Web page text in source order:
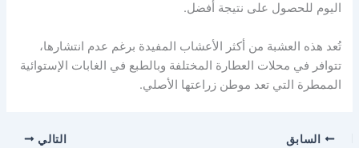
اليوم للحصول على نتيجة أفضل.
تُعد هذه العشبة من أكثر الأعشاب المفيدة برغم عدم انتشارها،
تتوافر في محلات العطارة المختلفة وبالطبع في الغابات الإستوائية
الممطرة التي تعد موطن زراعتها الأصلي.
السابق التالي